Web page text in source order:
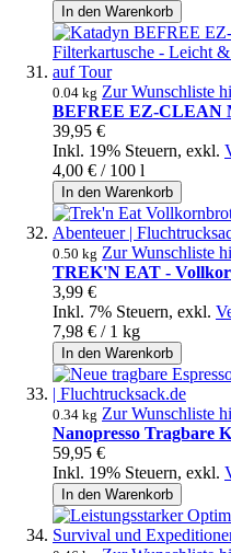
In den Warenkorb
0.04 kg Zur Wunschliste
BEFREE EZ-CLEAN
39,95 €
Inkl. 19% Steuern, exkl.
4,00 € / 100 l
In den Warenkorb
0.50 kg Zur Wunschliste
TREK'N EAT -
3,99 €
Inkl. 7% Steuern, exkl.
7,98 € / 1 kg
In den Warenkorb
0.34 kg Zur Wunschliste
Nanopresso Tragbare
59,95 €
Inkl. 19% Steuern, exkl.
In den Warenkorb